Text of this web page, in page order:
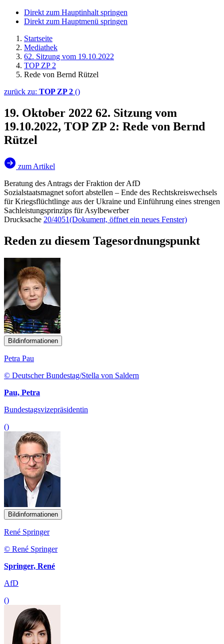
Direkt zum Hauptinhalt springen
Direkt zum Hauptmenü springen
Startseite
Mediathek
62. Sitzung vom 19.10.2022
TOP ZP 2
Rede von Bernd Rützel
zurück zu: TOP ZP 2 ()
19. Oktober 2022 62. Sitzung vom
19.10.2022, TOP ZP 2: Rede von Bernd
Rützel
zum Artikel
Beratung des Antrags der Fraktion der AfD
Sozialstaatsmagnet sofort abstellen – Ende des Rechtskreiswechsels
für Kriegsflüchtlinge aus der Ukraine und Einführung eines strengen
Sachleistungsprinzips für Asylbewerber
Drucksache 20/4051(Dokument, öffnet ein neues Fenster)
Reden zu diesem Tagesordnungspunkt
Bildinformationen
Petra Pau
© Deutscher Bundestag/Stella von Saldern
Pau, Petra
Bundestagsvizepräsidentin
()
Bildinformationen
René Springer
© René Springer
Springer, René
AfD
()